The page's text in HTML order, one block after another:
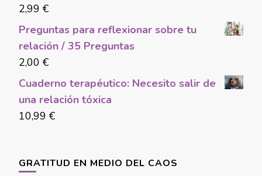
2,99 €
Preguntas para reflexionar sobre tu
relación / 35 Preguntas
2,00 €
Cuaderno terapéutico: Necesito salir de
una relación tóxica
10,99 €
GRATITUD EN MEDIO DEL CAOS